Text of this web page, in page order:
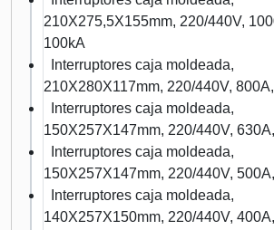
210X275,5X155mm, 220/440V,
100kA
Interruptores caja moldeada,
210X280X117mm, 220/440V,
Interruptores caja moldeada,
150X257X147mm, 220/440V,
Interruptores caja moldeada,
150X257X147mm, 220/440V,
Interruptores caja moldeada,
140X257X150mm, 220/440V,